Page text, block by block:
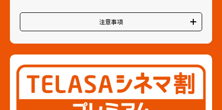
注意事項
マ/シネプレックスでご利用いただけます。ただし、YEBISU
GARDEN CINEMAは対象外です。各映画館の詳細はこちらから
・インターネット、自動発券機、対象映画館の窓口のいずれで
もご利用いただけます。
・見放題会員ご本人様と同伴者含め3名様までご利用いただけ
ます。